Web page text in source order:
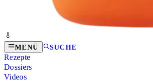
MENÜ SUCHE
Rezepte
Dossiers
Videos